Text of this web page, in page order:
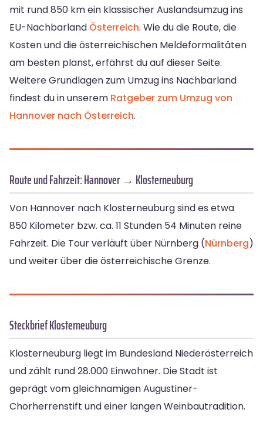
mit rund 850 km ein klassischer Auslandsumzug ins
EU-Nachbarland Österreich. Wie du die Route, die
Kosten und die österreichischen Meldeformalitäten
am besten planst, erfährst du auf dieser Seite.
Weitere Grundlagen zum Umzug ins Nachbarland
findest du in unserem Ratgeber zum Umzug von
Hannover nach Österreich.
Route und Fahrzeit: Hannover → Klosterneuburg
Von Hannover nach Klosterneuburg sind es etwa
850 Kilometer bzw. ca. 11 Stunden 54 Minuten reine
Fahrzeit. Die Tour verläuft über Nürnberg (Nürnberg)
und weiter über die österreichische Grenze.
Steckbrief Klosterneuburg
Klosterneuburg liegt im Bundesland Niederösterreich
und zählt rund 28.000 Einwohner. Die Stadt ist
geprägt vom gleichnamigen Augustiner-
Chorherrenstift und einer langen Weinbautradition.